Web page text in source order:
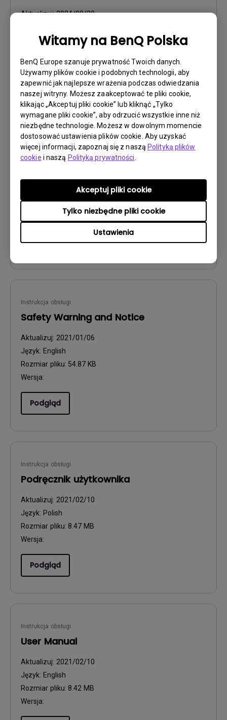
Witamy na BenQ Polska
BenQ Europe szanuje prywatność Twoich danych.
Używamy plików cookie i podobnych technologii, aby
zapewnić jak najlepsze wrażenia podczas odwiedzania
naszej witryny. Możesz zaakceptować te pliki cookie,
klikając „Akceptuj pliki cookie” lub kliknąć „Tylko
wymagane pliki cookie”, aby odrzucić wszystkie inne niż
niezbędne technologie. Możesz w dowolnym momencie
dostosować ustawienia plików cookie. Aby uzyskać
więcej informacji, zapoznaj się z nasząPolityką plików
cookie i naszą Polityką prywatności
Ustawienia
Tylko niezbędne pliki cookie
Akceptuj pliki cookie
Aktualizuj:2024/09/20
Rozmiar pliku:497.59 KB
Podgląd
Instrukcja obsługi
Safety Warning and Notice
Rozmiar pliku:238.11 KB
Podgląd
Instrukcja obsługi
Safety Warning and Notice
Aktualizuj: 2021/01/06
Język: English
Rozmiar pliku: 54.87 KB
Wersja:
Podgląd
Instrukcja obsługi
Podręcznik użytkownika
Aktualizuj: 2021/02/10
Język: Polish
Rozmiar pliku: 8.47 MB
Wersja:
Podgląd
Instrukcja obsługi
User Manual
Aktualizuj: 2021/02/10
Język: English
Rozmiar pliku: 8.42 MB
Wersja: